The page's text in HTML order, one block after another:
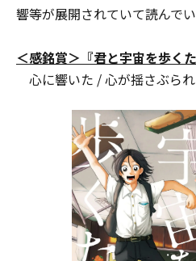
響等が展開されていて読んでい
＜感銘賞＞『君と宇宙を歩くた
心に響いた / 心が揺さぶら